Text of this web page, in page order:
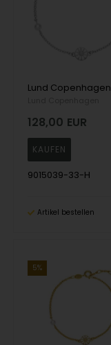
128,00 EUR
9015039-33-H
Artikel bestellen
5%